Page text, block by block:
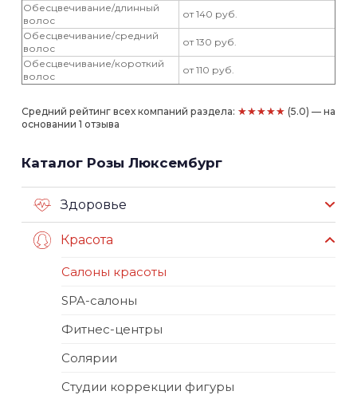
Обесцвечивание/длинный
волос
от 140 руб.
Обесцвечивание/средний
волос
от 130 руб.
Обесцвечивание/короткий
волос
от 110 руб.
Средний рейтинг всех компаний раздела: ★★★★★ (5.0) — на
основании 1 отзыва
Каталог Розы Люксембург
Здоровье
Красота
Салоны красоты
SPA-салоны
Фитнес-центры
Солярии
Студии коррекции фигуры